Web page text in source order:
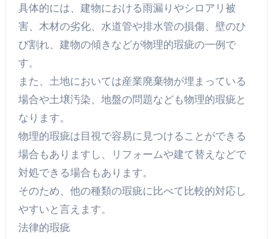
具体的には、建物における雨漏りやシロアリ被
害、木材の劣化、水道管や排水管の損傷、壁のひ
び割れ、建物の傾きなどが物理的瑕疵の一例で
す。
また、土地においては産業廃棄物が埋まっている
場合や土壌汚染、地盤の問題なども物理的瑕疵と
なります。
物理的瑕疵は目視で容易に見つけることができる
場合もありますし、リフォームや建て替えなどで
対処できる場合もあります。
そのため、他の種類の瑕疵に比べて比較的対応し
やすいと言えます。
法律的瑕疵